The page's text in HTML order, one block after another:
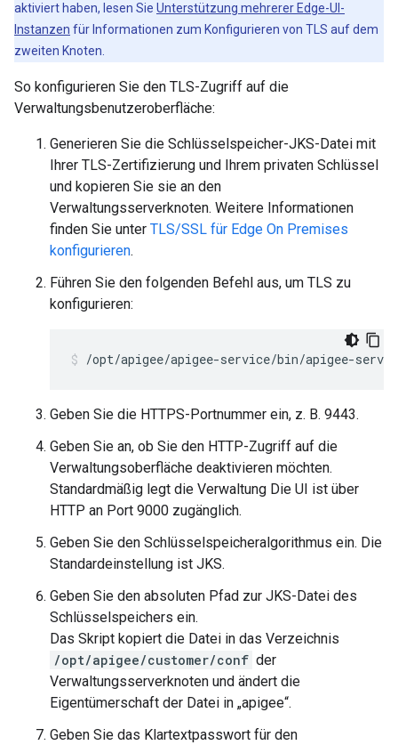
aktiviert haben, lesen Sie Unterstützung mehrerer Edge-UI-
Instanzen für Informationen zum Konfigurieren von TLS auf dem
zweiten Knoten.
So konfigurieren Sie den TLS-Zugriff auf die
Verwaltungsbenutzeroberfläche:
Generieren Sie die Schlüsselspeicher-JKS-Datei mit
Ihrer TLS-Zertifizierung und Ihrem privaten Schlüssel
und kopieren Sie sie an den
Verwaltungsserverknoten. Weitere Informationen
finden Sie unter TLS/SSL für Edge On Premises
konfigurieren.
Führen Sie den folgenden Befehl aus, um TLS zu
konfigurieren:
/opt/apigee/apigee-service/bin/apigee-
Geben Sie die HTTPS-Portnummer ein, z. B. 9443.
Geben Sie an, ob Sie den HTTP-Zugriff auf die
Verwaltungsoberfläche deaktivieren möchten.
Standardmäßig legt die Verwaltung Die UI ist über
HTTP an Port 9000 zugänglich.
Geben Sie den Schlüsselspeicheralgorithmus ein. Die
Standardeinstellung ist JKS.
Geben Sie den absoluten Pfad zur JKS-Datei des
Schlüsselspeichers ein.
Das Skript kopiert die Datei in das Verzeichnis
/opt/apigee/customer/conf der
Verwaltungsserverknoten und ändert die
Eigentümerschaft der Datei in „apigee“.
Geben Sie das Klartextpasswort für den